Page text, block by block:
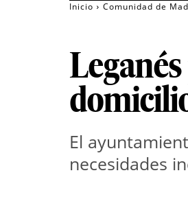
Inicio Comunidad de
El
necesidades